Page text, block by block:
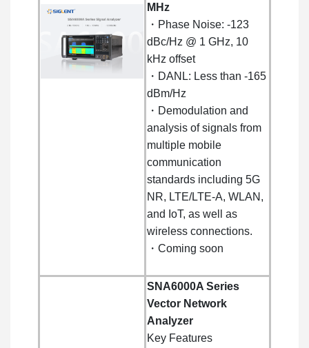
MHz
・Phase Noise: -123
dBc/Hz @ 1 GHz, 10
kHz offset
・DANL: Less than -165
dBm/Hz
・Demodulation and
analysis of signals from
multiple mobile
communication
standards including 5G
NR, LTE/LTE-A, WLAN,
and IoT, as well as
wireless connections.
・Coming soon
SNA6000A Series
Vector Network
Analyzer
Key Features